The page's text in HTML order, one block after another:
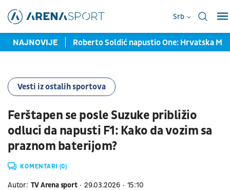
Srb
NAJNOVIJE
igara Roberto Soldić napustio One: Hrvatska
Vesti iz ostalih sportova
Ferštapen se posle Suzuke približio
odluci da napusti F1: Kako da vozim sa
praznom baterijom?
KOMENTARI (0)
Autor: TV Arena sport 29.03.2026 15:10